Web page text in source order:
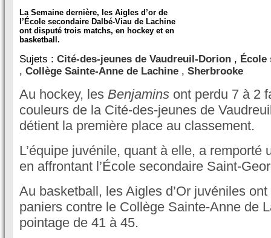
La Semaine dernière, les Aigles d’or de
l’École secondaire Dalbé-Viau de Lachine
ont disputé trois matchs, en hockey et en
basketball.
Sujets : Cité-des-jeunes de Vaudreuil-Dorion , École
, Collège Sainte-Anne de Lachine , Sherbrooke
Au hockey, les Benjamins ont perdu 7 à 2
couleurs de la Cité-des-jeunes de
détient la première place au classement.
L’équipe juvénile, quant à elle, a remporté
en affrontant l’École secondaire Saint-
Au basketball, les Aigles d’Or juvéniles
paniers contre le Collège Sainte-Anne de
pointage de 41 à 45.